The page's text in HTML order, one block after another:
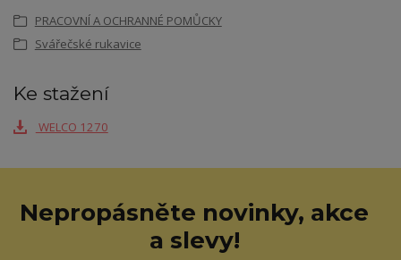
PRACOVNÍ A OCHRANNÉ POMŮCKY
Svářečské rukavice
Ke stažení
WELCO 1270
Nepropásněte novinky, akce
a slevy!